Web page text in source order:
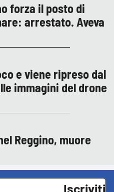
forza il posto di
arrestato. Aveva
e viene ripreso dal
immagini del drone
Reggino, muore
Iscriviti